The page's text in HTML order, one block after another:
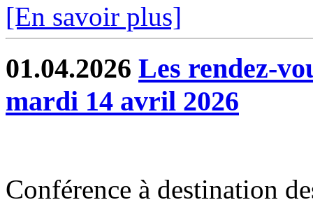
[En savoir plus]
01.04.2026 Les rendez-
mardi 14 avril 2026
Conférence à destination